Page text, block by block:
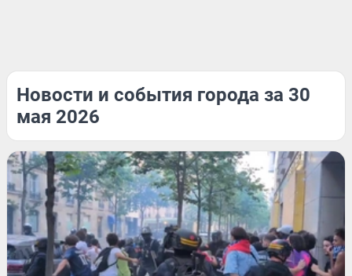
Новости и события города за 30
мая 2026